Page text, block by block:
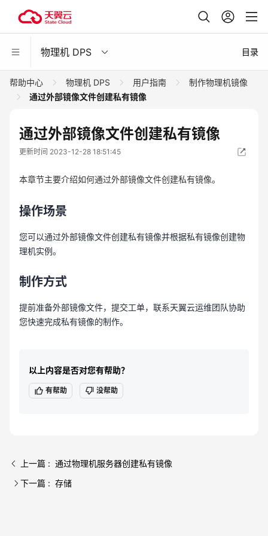
物理机 DPS 目录
帮助中心 物理机 DPS 用户指南
制作物理机镜像
通过外部镜像文件创建私有镜像
通过外部镜像文件创建私有镜像
更新时间 2023-12-28 18:51:45
本章节主要介绍如何通过外部镜像文件创建私有镜像。
操作场景
您可以通过外部镜像文件创建私有镜像并根据私有镜像创建物
理机实例。
制作方式
提前准备外部镜像文件，提交工单，联系天翼云运维团队协助
您快速完成私有镜像的制作。
以上内容是否对您有帮助？
有帮助 没帮助
上一篇 : 通过物理机服务器创建私有镜像
下一篇 : 存储